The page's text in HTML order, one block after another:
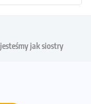
jak siostry